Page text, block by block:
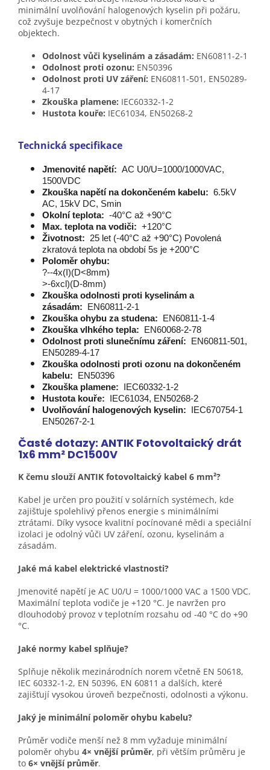
minimální uvolňování halogenových kyselin při požáru,
což zvyšuje bezpečnost v obytných i komerčních
objektech.
Odolnost vůči kyselinám a zásadám: EN60811-2-1
Odolnost proti ozonu: EN50396
Odolnost proti UV záření: EN60811-501, EN50289-
4-17
Zkouška plamene: IEC60332-1-2
Hustota kouře: IEC61034, EN50268-2
Technická specifikace
Jmenovité napětí: AC U0/U=1000/1000VAC,
1500VDC
Zkouška napětí na dokončeném kabelu: 6.5kV
AC, 15kV DC, Smin
Okolní teplota: -40°C až +90°C
Max. teplota na vodiči: +120°C
Životnost: 25 let (-40°C až +90°C) Povolená
zkratová teplota na období 5s je +200°C
Poloměr ohybu:
?--4x(I)(D<8mm)
>-6xcl)(D-8mm)
Zkouška odolnosti proti kyselinám a
zásadám:
EN60811-2-1
Zkouška ohybu za studena:
EN60811-1-4
Zkouška vlhkého tepla: EN60068-2-78
Odolnost proti slunečnímu záření:
EN60811-501,
EN50289-4-17
Zkouška odolnosti proti ozonu na dokončeném
kabelu: EN50396
Zkouška plamene: IEC60332-1-2
Hustota kouře: IEC61034, EN50268-2
Uvolňování halogenových kyselin:
IEC670754-1
EN50267-2-1
Časté dotazy: ANTIK Fotovoltaický drát
1x6 mm² DC1500V
K čemu slouží ANTIK fotovoltaický kabel 6 mm²?
Kabel je určen pro použití v solárních systémech, kde
zajišťuje spolehlivý přenos energie s minimálními
ztrátami. Díky vysoce kvalitní pocínované mědi a speciální
izolaci je odolný vůči UV záření, ozonu, kyselinám a
zásadám.
Jaké má kabel elektrické vlastnosti?
Jmenovité napětí je AC U0/U = 1000/1000 VAC a 1500 VDC.
Maximální teplota vodiče je +120 °C. Je navržen pro
dlouhodobý provoz v teplotním rozsahu od -40 °C do +90
°C.
Jaké normy kabel splňuje?
Splňuje několik mezinárodních norem včetně EN 50618,
IEC 60332-1-2, EN 50396, EN 60811 a dalších, které
zajišťují vysokou úroveň bezpečnosti, odolnosti a výkonu.
Jaký je minimální poloměr ohybu kabelu?
Průměr vodiče menší než 8 mm vyžaduje minimální
poloměr ohybu 4× vnější průměr, při větším průměru je
to 6× vnější průměr.